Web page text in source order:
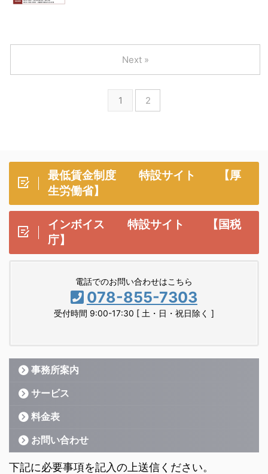
1 2
Next »
最低賃金制度 特設サイト 【厚
生労働省】
インボイス 特設サイト 【国税
庁】
電話でのお問い合わせはこちら
078-855-7303
受付時間 9:00-17:30 [ 土・日・祝日除く ]
事務所案内
サービス
料金表
お問い合わせ
下記に必要事項を記入の上送信ください。